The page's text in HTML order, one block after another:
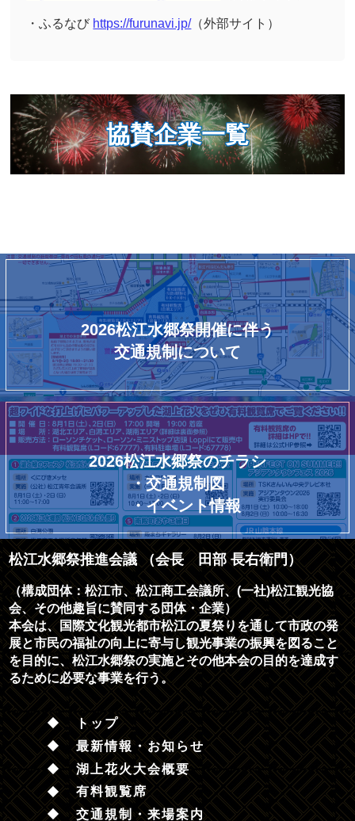
・ふるなび https://furunavi.jp/（外部サイト）
協賛企業一覧
2026松江水郷祭開催に伴う
交通規制について
2026松江水郷祭のチラシ
・交通規制図
・イベント情報
松江水郷祭推進会議 （会長 田部 長右衛門）
（構成団体：松江市、松江商工会議所、(一社)松江観光協
会、その他趣旨に賛同する団体・企業）
本会は、国際文化観光都市松江の夏祭りを通して市政の発
展と市民の福祉の向上に寄与し観光事業の振興を図ること
を目的に、松江水郷祭の実施とその他本会の目的を達成す
るために必要な事業を行う。
トップ
最新情報・お知らせ
湖上花火大会概要
有料観覧席
交通規制・来場案内